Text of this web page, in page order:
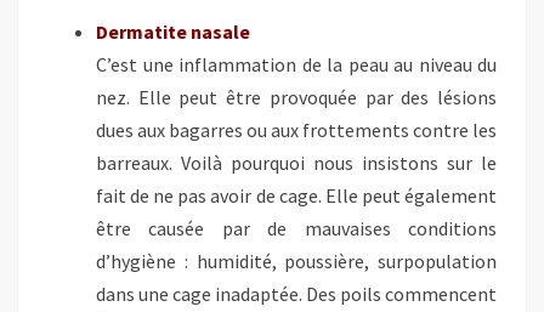
Dermatite nasale
C’est une inflammation de la peau au niveau du
nez. Elle peut être provoquée par des lésions
dues aux bagarres ou aux frottements contre les
barreaux. Voilà pourquoi nous insistons sur le
fait de ne pas avoir de cage. Elle peut également
être causée par de mauvaises conditions
d’hygiène : humidité, poussière, surpopulation
dans une cage inadaptée. Des poils commencent